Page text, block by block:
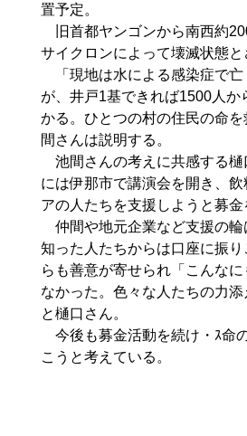
置予定。
旧首都ヤンゴンから南西約
サイクロンによって壊滅状態と
「現地は水による感染症で亡
が、井戸1基できれば1500人か
かる。ひとつの村の住民の命
間さんは説明する。
池間さんの考えに共感する樋
には伊那市で講演会を開き、
アの人たちを支援しようと募金
仲間や地元企業など支援の輪
知った人たちからは口座に振
らも善意が寄せられ「こんな
なかった。色々な人たちの力添
と樋口さん。
今後も募金活動を続け・ｽ命
こうと考えている。